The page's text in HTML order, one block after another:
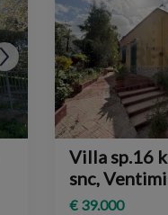
Villa sp.16
snc,
Sicilia
€ 39.000